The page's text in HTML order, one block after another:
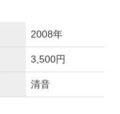
2008年
3,500円
清音